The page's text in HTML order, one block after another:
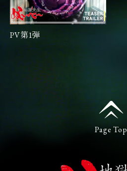
PV第1弾
Page Top